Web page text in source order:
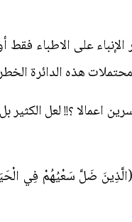
على الاطباء فقط أو
هذه الدائرة
؟!! لعل الكثير بل
ضَلَّ سَعْيُهُمْ فِي